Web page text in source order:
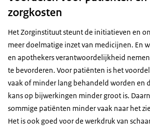
zorgkosten
Het Zorginstituut steunt de initiatieven en
meer doelmatige inzet van medicijnen. En
en apothekers verantwoordelijkheid
te bevorderen. Voor patiënten is het
vaak of minder lang behandeld worden en
kans op bijwerkingen minder groot is.
sommige patiënten minder vaak naar het
Het is ook goed voor de werkdruk van